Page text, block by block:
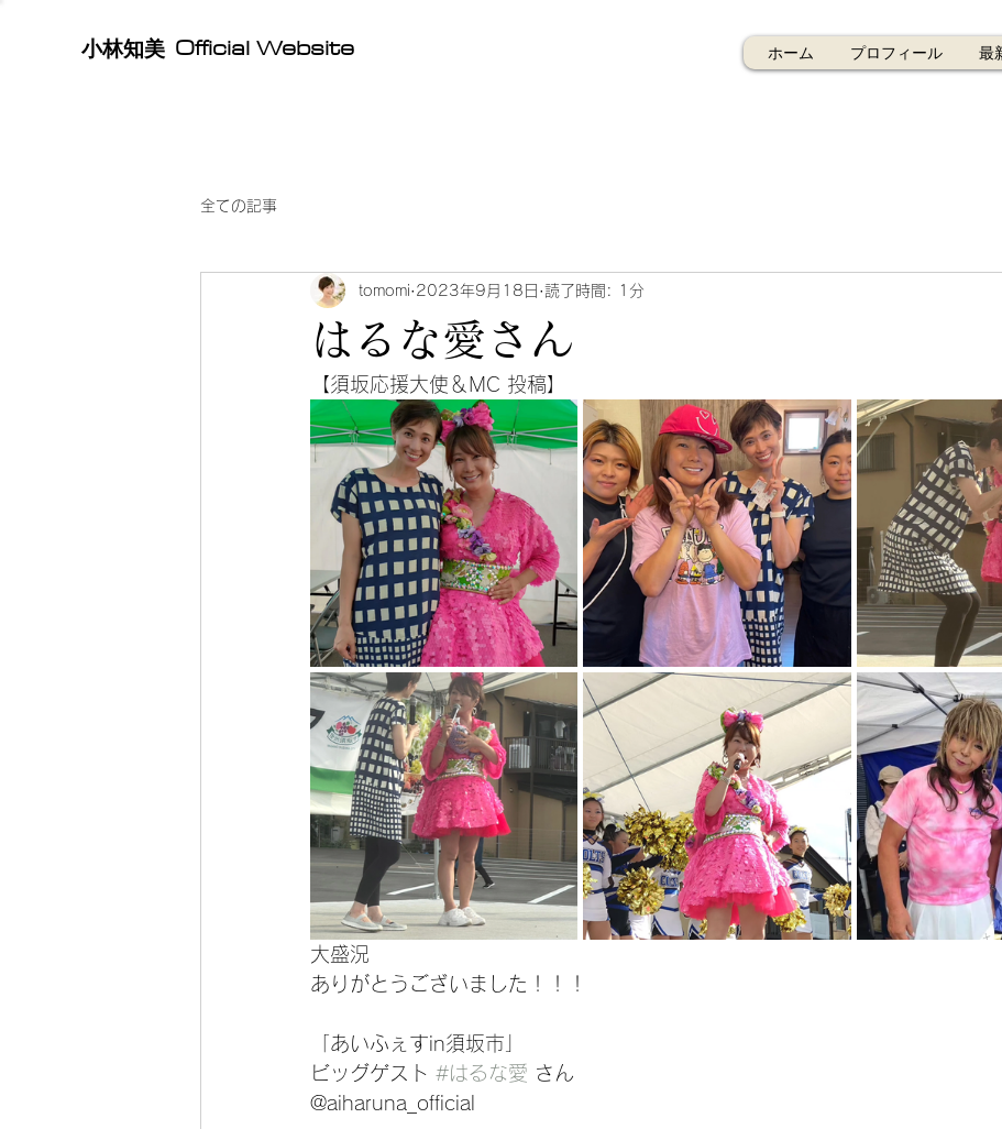
Official Website
​小林知美 ホーム プロフィール 最
全ての記事
はるな愛さん
tomomi 2023年9月18日 読了時間: 1分
【須坂応援大使＆MC 投稿】
大盛況
ありがとうございました！！！
「あいふぇすin須坂市」
ビッグゲスト #はるな愛 さん
@aiharuna_official